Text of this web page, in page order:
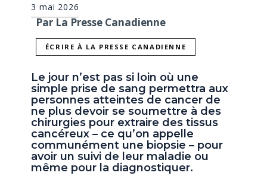
3 mai 2026
Par La Presse Canadienne
ÉCRIRE À LA PRESSE CANADIENNE
Le jour n’est pas si loin où une
simple prise de sang permettra aux
personnes atteintes de cancer de
ne plus devoir se soumettre à des
chirurgies pour extraire des tissus
cancéreux – ce qu’on appelle
communément une biopsie – pour
avoir un suivi de leur maladie ou
même pour la diagnostiquer.